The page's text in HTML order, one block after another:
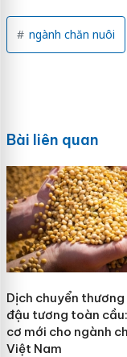
ngành chăn nuôi
Bài liên quan
Dịch chuyển thương
đậu tương toàn
cơ mới cho ngành
Việt Nam